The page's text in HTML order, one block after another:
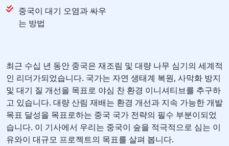
중국이 대기 오염과 싸우
는 방법
최근 수십 년 동안 중국은 재조림 및 대량 나무 심기의 세계적
인 리더가되었습니다. 국가는 자연 생태계 복원, 사막화 방지
및 대기 질 개선을 목표로 야심 찬 환경 이니셔티브를 추구하
고 있습니다. 대량 산림 재배는 환경 개선과 지속 가능한 개발
목표 달성을 목표로하는 중국 국가 전략의 필수 부분이되었
습니다. 이 기사에서 우리는 중국이 숲을 적극적으로 심는 이
유와이 대규모 프로젝트의 목표를 살펴 봅니다.